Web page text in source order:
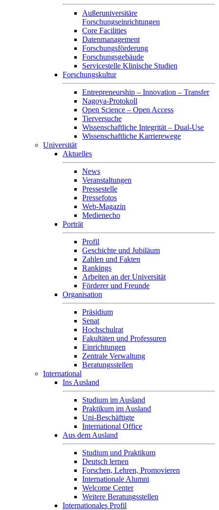
Außeruniversitäre
Forschungseinrichtungen
Core Facilities
Datenmanagement
Forschungsförderung
Forschungsgebäude
Servicestelle Klinische Studien
Forschungskultur
Entrepreneurship – Innovation – Transfer
Nagoya-Protokoll
Open Science – Open Access
Tierversuche
Wissenschaftliche Integrität – Dual-Use
Wissenschaftliche Karrierewege
Universität
Aktuelles
News
Veranstaltungen
Pressestelle
Pressefotos
Web-Magazin
Medienecho
Porträt
Profil
Geschichte und Jubiläum
Zahlen und Fakten
Rankings
Arbeiten an der Universität
Förderer und Freunde
Organisation
Präsidium
Senat
Hochschulrat
Fakultäten und Professuren
Einrichtungen
Zentrale Verwaltung
Beratungsstellen
International
Ins Ausland
Studium im Ausland
Praktikum im Ausland
Uni-Beschäftigte
International Office
Aus dem Ausland
Studium und Praktikum
Deutsch lernen
Forschen, Lehren, Promovieren
Internationale Alumni
Welcome Center
Weitere Beratungsstellen
Internationales Profil